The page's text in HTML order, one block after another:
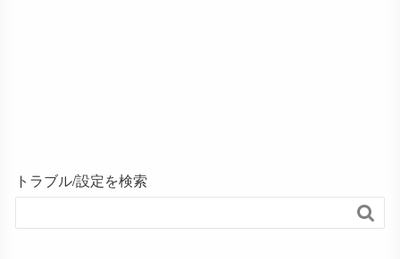
トラブル/設定を検索
